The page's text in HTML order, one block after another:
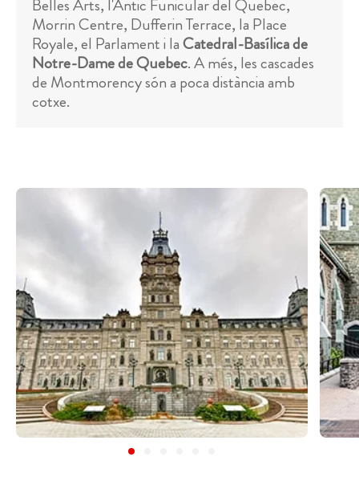
Belles Arts, l'Antic Funicular del Quebec,
Morrin Centre, Dufferin Terrace, la Place
Royale, el Parlament i laCatedral-Basílica de
Notre-Dame de Quebec. A més, les cascades
de Montmorency són a poca distància amb
cotxe.